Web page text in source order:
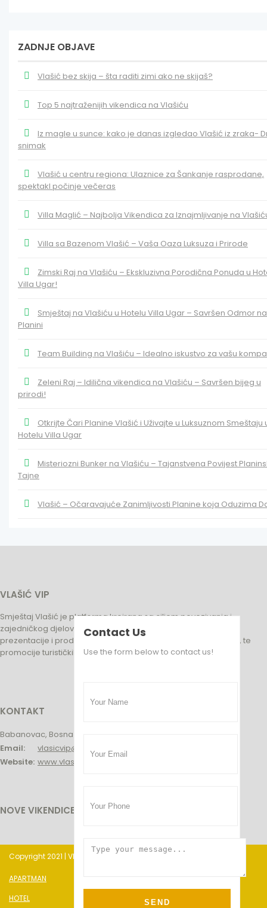
ZADNJE OBJAVE
Vlašić bez skija – šta raditi zimi ako ne skijaš?
Top 5 najtraženijih vikendica na Vlašiću
Iz magle u sunce: kako je danas izgledao Vlašić iz zraka-
snimak
Vlašić u centru regiona: Ulaznice za Šankanje rasprodane,
spektakl počinje večeras
Villa Maglić – Najbolja Vikendica za Iznajmljivanje na
Villa sa Bazenom Vlašić – Vaša Oaza Luksuza i Prirode
Zimski Raj na Vlašiću – Ekskluzivna Porodična Ponuda u
Villa Ugar!
Smještaj na Vlašiću u Hotelu Villa Ugar – Savršen Odmor na
Planini
Team Building na Vlašiću – Idealno iskustvo za vašu
Zeleni Raj – Idilična vikendica na Vlašiću – Savršen bijeg u
prirodi!
Otkrijte Čari Planine Vlašić i Uživajte u Luksuznom Smeštaju
Hotelu Villa Ugar
Misteriozni Bunker na Vlašiću – Tajanstvena Povijest
Tajne
Vlašić – Očaravajuće Zanimljivosti Planine koja Oduzima
VLAŠIĆ VIP
Smještaj Vlašić je platforma kreirana sa ciljem povezivanja i
zajedničkog djelovanja turističkih biznisa na području Vlasića,
prezentacije i prodaje usluga i proizvoda, turističkih subjekata, te
promocije turističkih potencijala na Vlašiću.
KONTAKT
Babanovac, Bosna i Hercegovina
Email:
vlasicvip@gmail.com
Website: www.vlasicvip.ba
NOVE VIKENDICE
Copyright 2021 | Vlašić ViP. All Rights Reserved.
APARTMAN
HOTEL
Contact Us
Use the form below to contact us!
SEND